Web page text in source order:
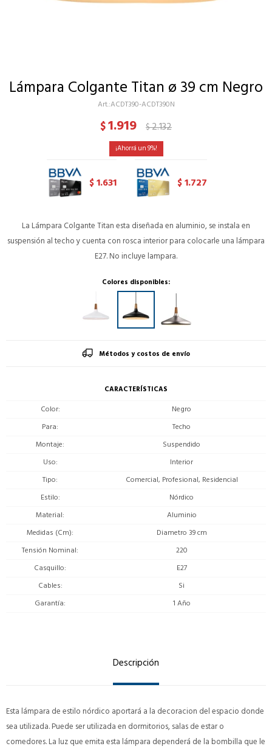
Lámpara Colgante Titan ø 39 cm Negro
ACDT390-ACDT390N
$1.919 $2.132
9
$1.631 $1.727
La Lámpara Colgante Titan esta diseñada en aluminio, se instala en
suspensión al techo y cuenta con rosca interior para colocarle una lámpara
E27. No incluye lampara.
Colores disponibles:
Métodos y costos de envío
CARACTERÍSTICAS
Color
Negro
Para
Techo
Montaje
Suspendido
Uso
Interior
Tipo
Comercial, Profesional, Residencial
Estilo
Nórdico
Material
Aluminio
Medidas (Cm)
Diametro 39 cm
Tensión Nominal
220
Casquillo
E27
Cables
Si
Garantía
1 Año
Descripción
Esta lámpara de estilo nórdico aportará a la decoracion del espacio donde
sea utilizada. Puede ser utilizada en dormitorios, salas de estar o
comedores. La luz que emita esta lámpara dependerá de la bombilla que le